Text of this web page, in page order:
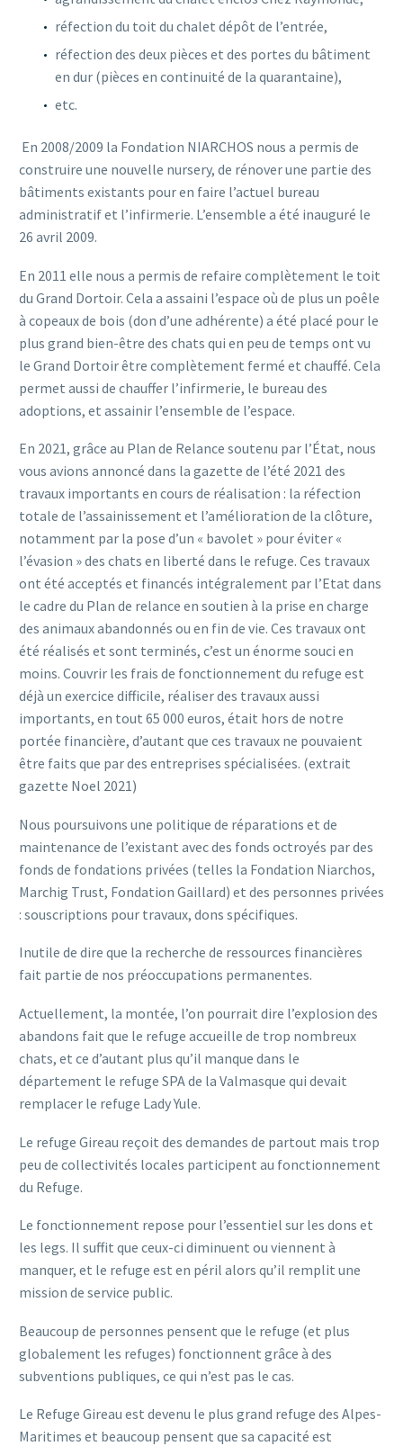
réfection du toit du chalet dépôt de l’entrée,
réfection des deux pièces et des portes du bâtiment
en dur (pièces en continuité de la quarantaine),
etc.
En 2008/2009 la Fondation NIARCHOS nous a permis de
construire une nouvelle nursery, de rénover une partie des
bâtiments existants pour en faire l’actuel bureau
administratif et l’infirmerie. L’ensemble a été inauguré le
26 avril 2009.
En 2011 elle nous a permis de refaire complètement le toit
du Grand Dortoir. Cela a assaini l’espace où de plus un poêle
à copeaux de bois (don d’une adhérente) a été placé pour le
plus grand bien-être des chats qui en peu de temps ont vu
le Grand Dortoir être complètement fermé et chauffé. Cela
permet aussi de chauffer l’infirmerie, le bureau des
adoptions, et assainir l’ensemble de l’espace.
En 2021, grâce au Plan de Relance soutenu par l’État, nous
vous avions annoncé dans la gazette de l’été 2021 des
travaux importants en cours de réalisation : la réfection
totale de l’assainissement et l’amélioration de la clôture,
notamment par la pose d’un « bavolet » pour éviter «
l’évasion » des chats en liberté dans le refuge. Ces travaux
ont été acceptés et financés intégralement par l’Etat dans
le cadre du Plan de relance en soutien à la prise en charge
des animaux abandonnés ou en fin de vie. Ces travaux ont
été réalisés et sont terminés, c’est un énorme souci en
moins. Couvrir les frais de fonctionnement du refuge est
déjà un exercice difficile, réaliser des travaux aussi
importants, en tout 65 000 euros, était hors de notre
portée financière, d’autant que ces travaux ne pouvaient
être faits que par des entreprises spécialisées. (extrait
gazette Noel 2021)
Nous poursuivons une politique de réparations et de
maintenance de l’existant avec des fonds octroyés par des
fonds de fondations privées (telles la Fondation Niarchos,
Marchig Trust, Fondation Gaillard) et des personnes privées
: souscriptions pour travaux, dons spécifiques.
Inutile de dire que la recherche de ressources financières
fait partie de nos préoccupations permanentes.
Actuellement, la montée, l’on pourrait dire l’explosion des
abandons fait que le refuge accueille de trop nombreux
chats, et ce d’autant plus qu’il manque dans le
département le refuge SPA de la Valmasque qui devait
remplacer le refuge Lady Yule.
Le refuge Gireau reçoit des demandes de partout mais trop
peu de collectivités locales participent au fonctionnement
du Refuge.
Le fonctionnement repose pour l’essentiel sur les dons et
les legs. Il suffit que ceux-ci diminuent ou viennent à
manquer, et le refuge est en péril alors qu’il remplit une
mission de service public.
Beaucoup de personnes pensent que le refuge (et plus
globalement les refuges) fonctionnent grâce à des
subventions publiques, ce qui n’est pas le cas.
Le Refuge Gireau est devenu le plus grand refuge des Alpes-
Maritimes et beaucoup pensent que sa capacité est